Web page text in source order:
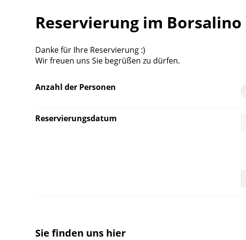
Reservierung im Borsalino
Danke für Ihre Reservierung :)
Wir freuen uns Sie begrüßen zu dürfen.
Anzahl der Personen
Reservierungsdatum
Sie finden uns hier